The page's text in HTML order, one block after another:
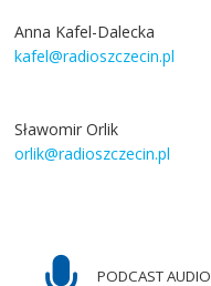
Anna Kafel-Dalecka
kafel@radioszczecin.pl
Sławomir Orlik
orlik@radioszczecin.pl
PODCAST AUDIO